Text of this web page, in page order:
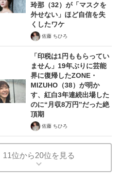
玲那（32）が「マスクを
外せない」ほど自信を失
くしたワケ
佐藤 ちひろ
「印税は1円ももらってい
ません」19年ぶりに芸能
界に復帰したZONE・
MIZUHO（38）が明か
す、紅白3年連続出場した
のに“月収8万円”だった絶
頂期
佐藤 ちひろ
11位から20位を見る